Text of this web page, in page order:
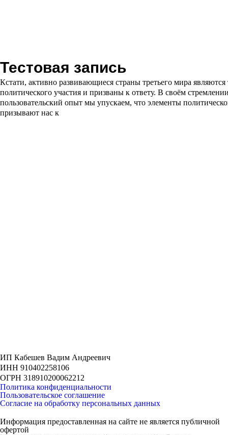
Тестовая запись
Кстати, активно развивающиеся страны третьего мира являются
политического участия и призваны к ответу. В своём
пользовательский опыт мы упускаем, что элементы
призывают нас к
ИП Кабешев Вадим Андреевич
ИНН 910402258106
ОГРН 318910200062212
Политика конфиденциальности
Пользовательское соглашение
Согласие на обработку персональных данных
Информация предоставленная на сайте не является публичной
офертой